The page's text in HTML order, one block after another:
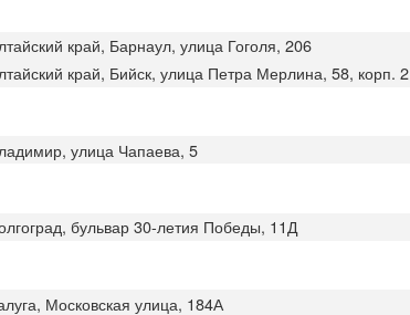
край, Барнаул, улица Гоголя, 206
край, Бийск, улица Петра Мерлина, 58, корп. 2
улица Чапаева, 5
бульвар 30-летия Победы, 11Д
Московская улица, 184А